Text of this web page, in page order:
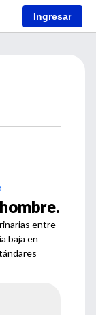
Ingresar
entre
baja en